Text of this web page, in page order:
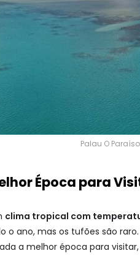
Palau O
Época para
clima tropical com
o ano, mas os tufões são
a melhor época para